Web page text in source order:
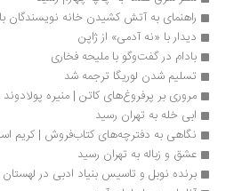
راهنمای به آتش کشیدن خانه‌ نویسندگان با ۶۹هزار تومان
دیدار با «نه آدمی» از ژاپن
بادام در گفت‌وگو با ملیحه فخاری
تسلیم شدن لوریگا ترجمه شد
مروری بر پرفروغ‌های کاتن | منیره پولادوند
ابی خله به تهران رسید
نگاهی به دفترچه‌های کتاب‌فروش | کریم اسدی‌اصل
عشق و زباله به تهران رسید
برنده نوبل و تاسیس بنیاد ادبی در لهستان